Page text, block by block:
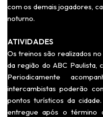
com os demais jogadores,
noturno.
ATIVIDADES
Os treinos são realizados
da região do ABC Paulista,
Periodicamente
intercambistas poderão
pontos turísticos da
entregue após o término